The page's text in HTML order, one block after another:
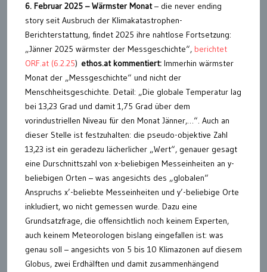
6. Februar 2025 – Wärmster Monat– die never ending
story seit Ausbruch der Klimakatastrophen-
Berichterstattung, findet 2025 ihre nahtlose Fortsetzung:
„Jänner 2025 wärmster der Messgeschichte“, berichtet
ORF.at (6.2.25) ethos.at kommentiert: Immerhin wärmster
Monat der „Messgeschichte“ und nicht der
Menschheitsgeschichte. Detail: „Die globale Temperatur lag
bei 13,23 Grad und damit 1,75 Grad über dem
vorindustriellen Niveau für den Monat Jänner,…“. Auch an
dieser Stelle ist festzuhalten: die pseudo-objektive Zahl
13,23 ist ein geradezu lächerlicher „Wert“, genauer gesagt
eine Durschnittszahl von x-beliebigen Messeinheiten an y-
beliebigen Orten – was angesichts des „globalen“
Anspruchs x’-beliebte Messeinheiten und y’-beliebige Orte
inkludiert, wo nicht gemessen wurde. Dazu eine
Grundsatzfrage, die offensichtlich noch keinem Experten,
auch keinem Meteorologen bislang eingefallen ist: was
genau soll – angesichts von 5 bis 10 Klimazonen auf diesem
Globus, zwei Erdhälften und damit zusammenhängend